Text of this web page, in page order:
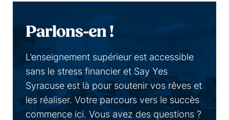
Parlons-en !
L’enseignement supérieur est accessible
sans le stress financier et Say Yes
Syracuse est là pour soutenir vos rêves et
les réaliser. Votre parcours vers le succès
commence ici. Vous avez des questions ?